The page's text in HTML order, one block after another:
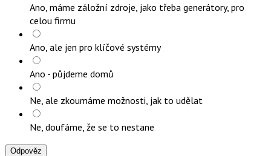
Ano, máme záložní zdroje, jako třeba generátory, pro
celou firmu
Ano, ale jen pro klíčové systémy
Ano - půjdeme domů
Ne, ale zkoumáme možnosti, jak to udělat
Ne, doufáme, že se to nestane
Odpověz